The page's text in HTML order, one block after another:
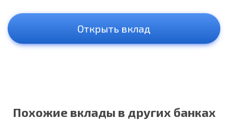
Открыть вклад
Похожие вклады в других банках